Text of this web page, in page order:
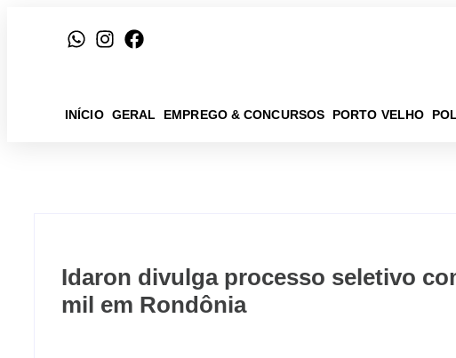
INÍCIO GERAL EMPREGO & CONCURSOS PORTO VELHO
Idaron divulga processo seletivo
mil em Rondônia